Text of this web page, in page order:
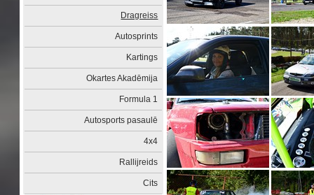
Dragreiss
Autosprints
Kartings
Okartes Akadēmija
Formula 1
Autosports pasaulē
4x4
Rallijreids
Cits